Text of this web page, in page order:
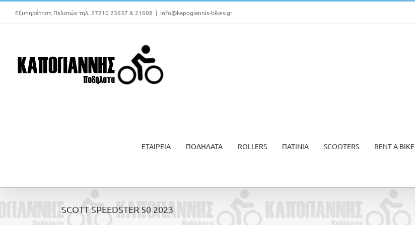
Μετάβαση
περιεχόμενο
Εξυπηρέτηση Πελατών τηλ. 27210 23637 & 21608 | info@kapogiannis-bikes.gr
ΕΤΑΙΡΕΙΑ ΠΟΔΗΛΑΤΑ ROLLERS ΠΑΤΙΝΙΑ SCOOTERS RENT A BIKE
SCOTT SPEEDSTER 50 2023